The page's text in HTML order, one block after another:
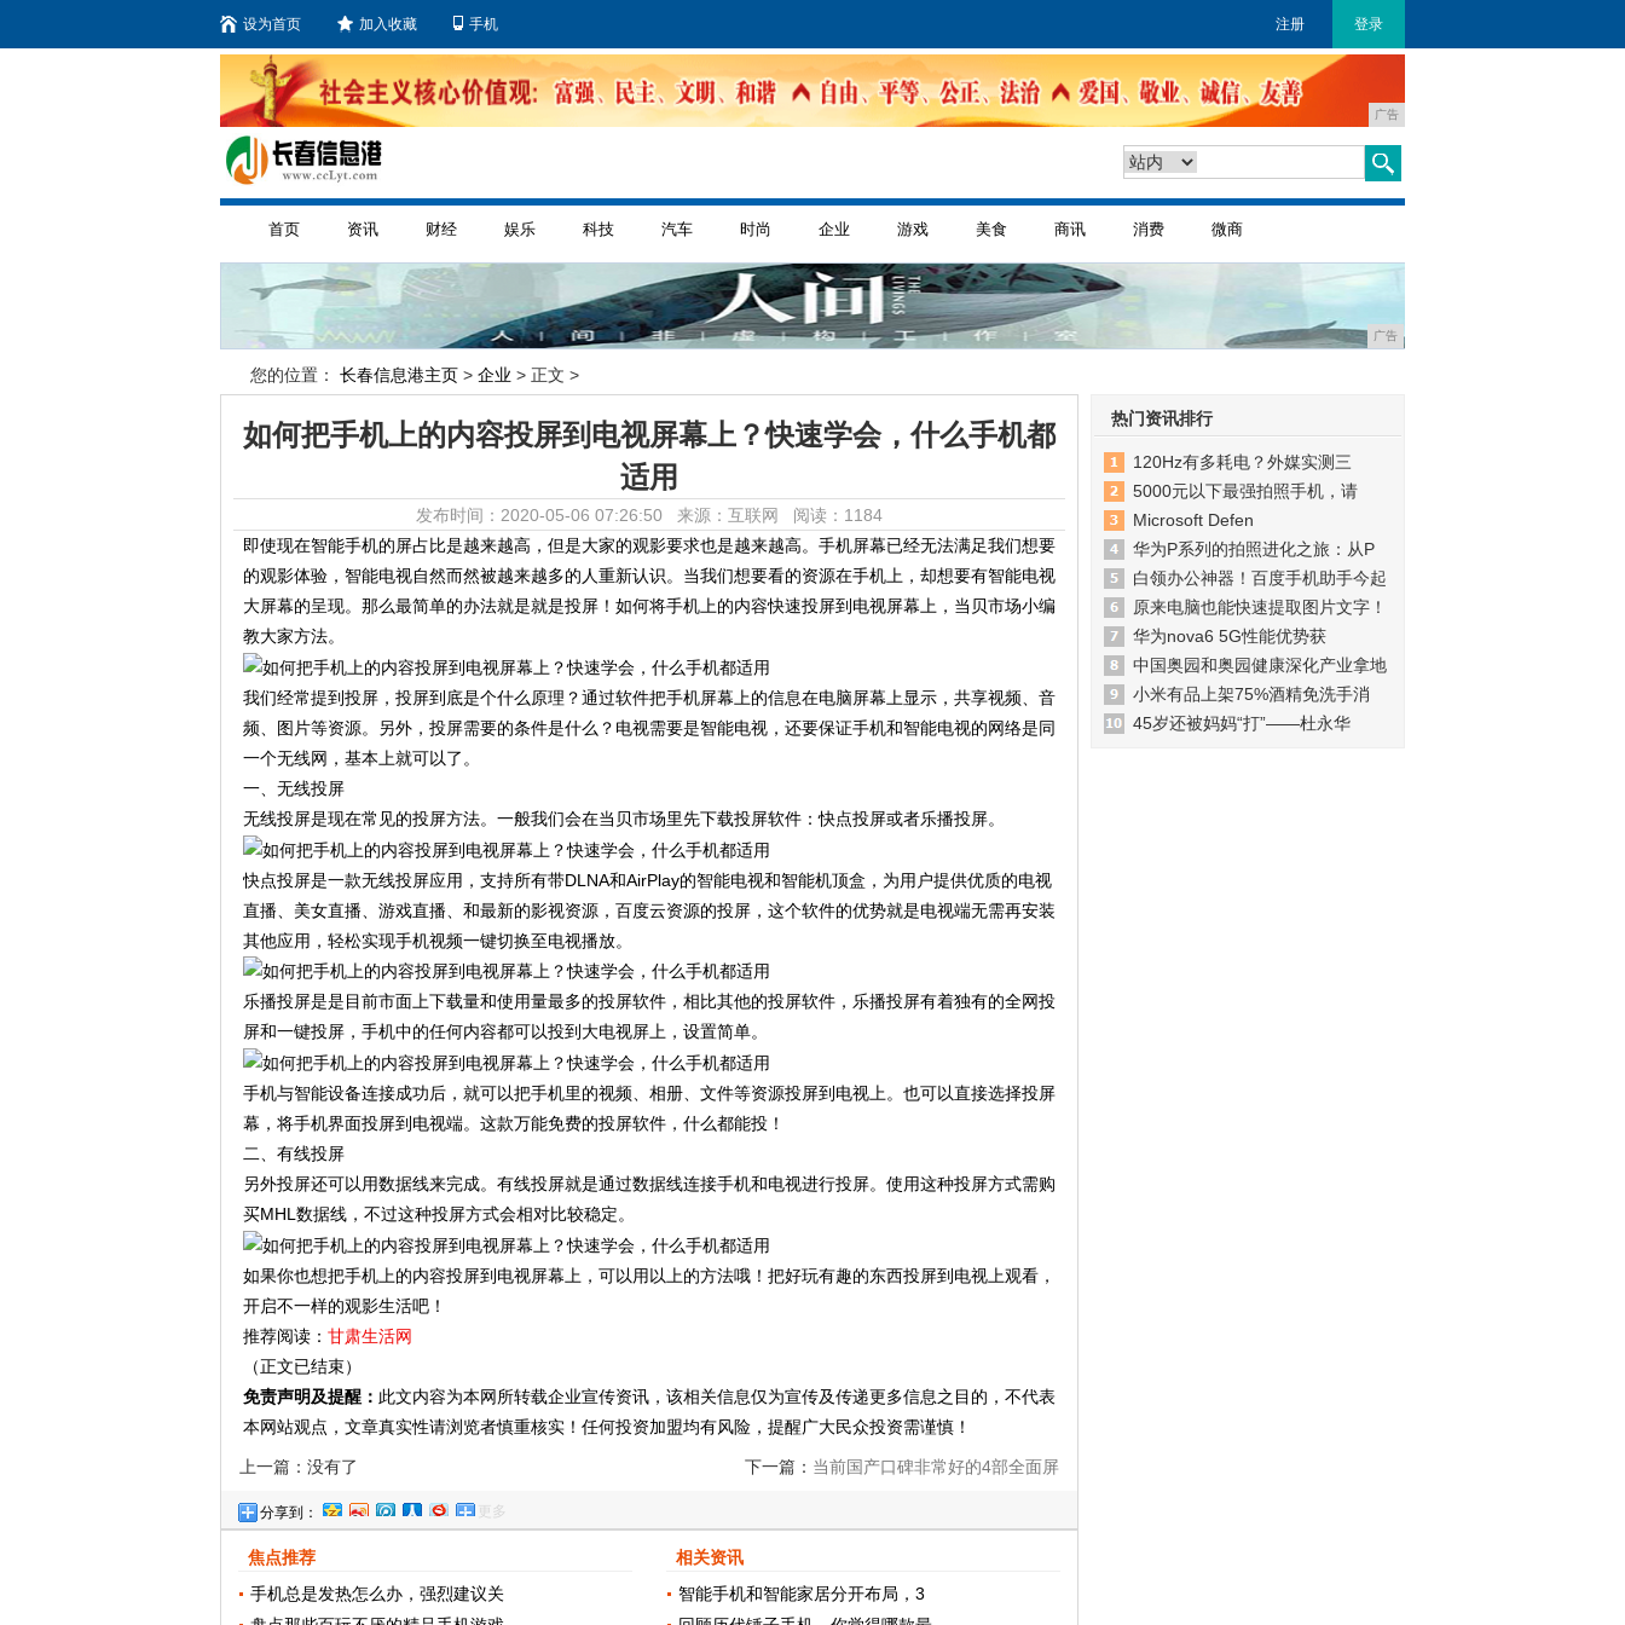
设为首页 加入收藏 手机 注册 登录
广告
首页 资讯 财经 娱乐 科技 汽车 时尚 企业 游戏 美食 商讯 消费 微商
广告
您的位置： 长春信息港主页 > 企业 > 正文 >
如何把手机上的内容投屏到电视屏幕上？快速学会，什么手机都
适用
发布时间：2020-05-06 07:26:50 来源：互联网 阅读：1184
即使现在智能手机的屏占比是越来越高，但是大家的观影要求也是越来越高。手机屏幕已经无法满足我们想要
的观影体验，智能电视自然而然被越来越多的人重新认识。当我们想要看的资源在手机上，却想要有智能电视
大屏幕的呈现。那么最简单的办法就是就是投屏！如何将手机上的内容快速投屏到电视屏幕上，当贝市场小编
教大家方法。
我们经常提到投屏，投屏到底是个什么原理？通过软件把手机屏幕上的信息在电脑屏幕上显示，共享视频、音
频、图片等资源。另外，投屏需要的条件是什么？电视需要是智能电视，还要保证手机和智能电视的网络是同
一个无线网，基本上就可以了。
一、无线投屏
无线投屏是现在常见的投屏方法。一般我们会在当贝市场里先下载投屏软件：快点投屏或者乐播投屏。
快点投屏是一款无线投屏应用，支持所有带DLNA和AirPlay的智能电视和智能机顶盒，为用户提供优质的电视
直播、美女直播、游戏直播、和最新的影视资源，百度云资源的投屏，这个软件的优势就是电视端无需再安装
其他应用，轻松实现手机视频一键切换至电视播放。
乐播投屏是是目前市面上下载量和使用量最多的投屏软件，相比其他的投屏软件，乐播投屏有着独有的全网投
屏和一键投屏，手机中的任何内容都可以投到大电视屏上，设置简单。
手机与智能设备连接成功后，就可以把手机里的视频、相册、文件等资源投屏到电视上。也可以直接选择投屏
幕，将手机界面投屏到电视端。这款万能免费的投屏软件，什么都能投！
二、有线投屏
另外投屏还可以用数据线来完成。有线投屏就是通过数据线连接手机和电视进行投屏。使用这种投屏方式需购
买MHL数据线，不过这种投屏方式会相对比较稳定。
如果你也想把手机上的内容投屏到电视屏幕上，可以用以上的方法哦！把好玩有趣的东西投屏到电视上观看，
开启不一样的观影生活吧！
推荐阅读： 甘肃生活网
（正文已结束）
免责声明及提醒： 此文内容为本网所转载企业宣传资讯，该相关信息仅为宣传及传递更多信息之目的，不代表
本网站观点，文章真实性请浏览者慎重核实！任何投资加盟均有风险，提醒广大民众投资需谨慎！
上一篇：没有了 下一篇： 当前国产口碑非常好的4部全面屏
分享到： 更多
焦点推荐
手机总是发热怎么办，强烈建议关
相关资讯
智能手机和智能家居分开布局，3
热门资讯排行
120Hz有多耗电？外媒实测三
5000元以下最强拍照手机，请
Microsoft Defen
华为P系列的拍照进化之旅：从P
白领办公神器！百度手机助手今起
原来电脑也能快速提取图片文字！
华为nova6 5G性能优势获
中国奥园和奥园健康深化产业拿地
小米有品上架75%酒精免洗手消
45岁还被妈妈“打”——杜永华